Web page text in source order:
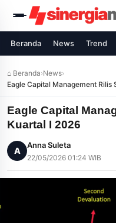
Beranda News Trend
⌂ Beranda›News›
Eagle Capital Management
Eagle Capital
Kuartal I 2026
A
Anna Suleta
22/05/2026 01:24 WIB